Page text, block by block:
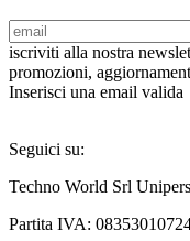
iscriviti alla nostra
promozioni,
Inserisci una email valida
Seguici su:
Techno World Srl
Partita IVA: